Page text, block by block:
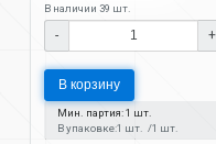
В наличии 39 шт.
- +
В корзину
Мин. партия: 1 шт.
В упаковке:1 шт. 1 шт.